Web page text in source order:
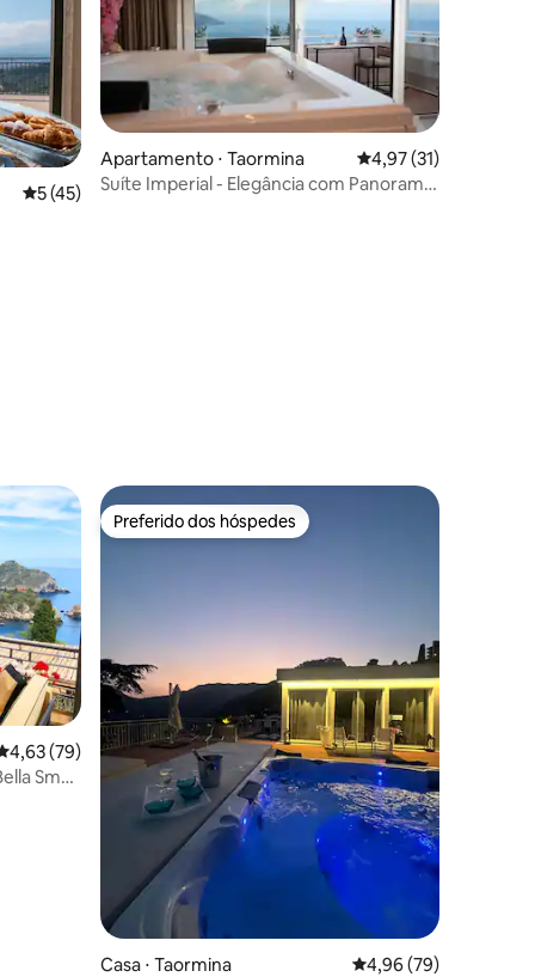
5 de uma avaliação média de 5, 45 avaliações
5 (45)
Apartamento ⋅ Taormina 4,97 de uma
4,97 (31)
Suíte Imperial - Elegância com Panorama
de uma avaliação média de 5, 79 avaliações
4,63 (79)
Small
Preferido dos hóspedes
Preferido dos hóspedes
Casa ⋅ Taormina 4,96 de uma
4,96 (79)